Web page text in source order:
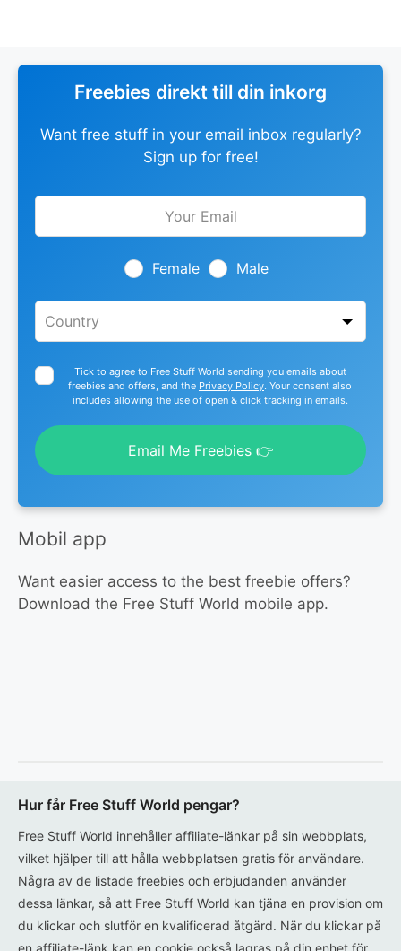
Freebies direkt till din inkorg
Want free stuff in your email inbox regularly?
Sign up for free!
Leave
Female Male
Tick to agree to Free Stuff World sending you emails about
freebies and offers, and the Privacy Policy. Your consent also
includes allowing the use of open & click tracking in emails.
Email Me Freebies 👉
Mobil app
Want easier access to the best freebie offers?
Download the Free Stuff World mobile app.
Hur får Free Stuff World pengar?
Free Stuff World innehåller affiliate-länkar på sin webbplats,
vilket hjälper till att hålla webbplatsen gratis för användare.
Några av de listade freebies och erbjudanden använder
dessa länkar, så att Free Stuff World kan tjäna en provision om
du klickar och slutför en kvalificerad åtgärd. När du klickar på
en affiliate-länk kan en cookie också lagras på din enhet för